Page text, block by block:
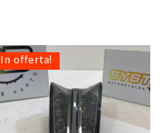
In offerta!